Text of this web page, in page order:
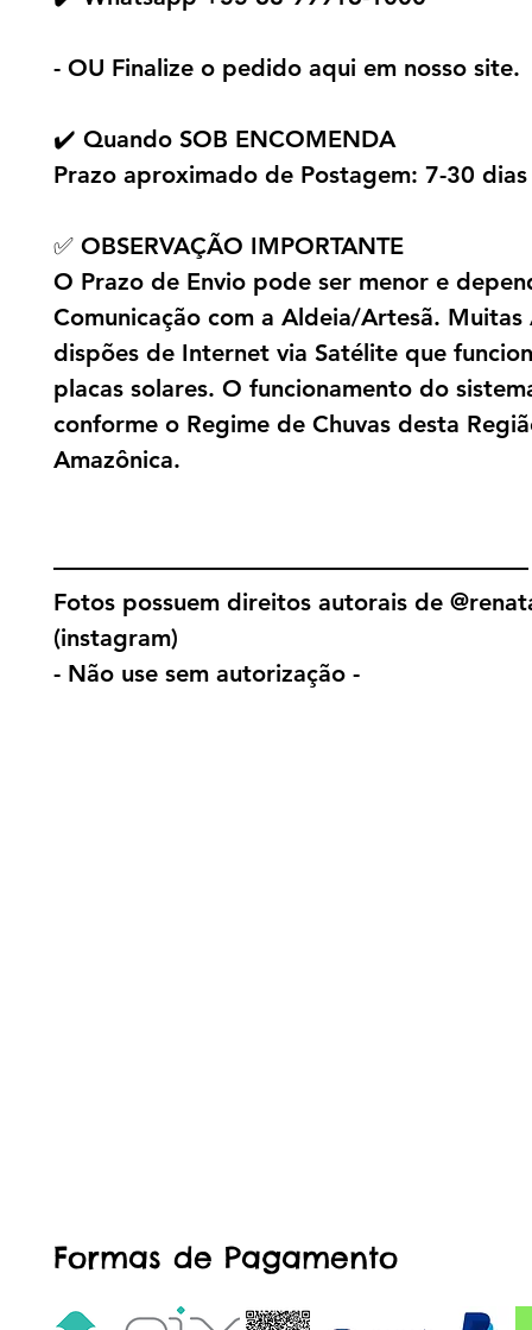
- OU Finalize o pedido aqui em nosso site.
✔️ Quando SOB ENCOMENDA
Prazo aproximado de Postagem: 7-30 dias
✅ OBSERVAÇÃO IMPORTANTE
O Prazo de Envio pode ser menor e
Comunicação com a Aldeia/Artesã. Muitas
dispões de Internet via Satélite que
placas solares. O funcionamento do
conforme o Regime de Chuvas desta
Amazônica.
————————————————————
Fotos possuem direitos autorais de
(instagram)
- Não use sem autorização -
Formas de Pagamento